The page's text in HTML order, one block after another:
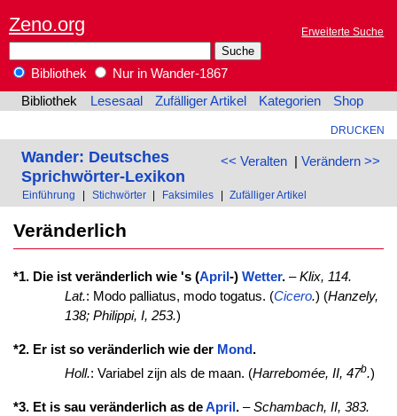
Zeno.org Erweiterte Suche
Bibliothek
Nur in Wander-1867
Bibliothek
Lesesaal Zufälliger Artikel Kategorien Shop
DRUCKEN
<< Veralten| Verändern >>
Wander: Deutsches
Sprichwörter-Lexikon
Einführung Stichwörter Faksimiles Zufälliger Artikel
Veränderlich
*1. Die ist veränderlich wie 's (April -) Wetter.–Klix, 114.
Lat.: Modo palliatus, modo togatus. (Cicero.) (Hanzely,
138; Philippi, I, 253.)
*2. Er ist so veränderlich wie der Mond.
Holl.: Variabel zijn als de maan. (Harrebomée, II, 47b.)
*3. Et is sau veränderlich as deApril .–Schambach, II, 383.